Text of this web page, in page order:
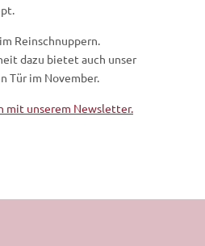
Reinschnuppern.
dazu bietet auch unser
Tür im November.
mit unserem Newsletter.